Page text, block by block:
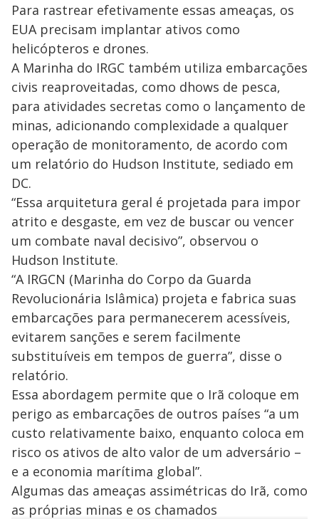
Para rastrear efetivamente essas ameaças, os
EUA precisam implantar ativos como
helicópteros e drones.
A Marinha do IRGC também utiliza embarcações
civis reaproveitadas, como dhows de pesca,
para atividades secretas como o lançamento de
minas, adicionando complexidade a qualquer
operação de monitoramento, de acordo com
um relatório do Hudson Institute, sediado em
DC.
“Essa arquitetura geral é projetada para impor
atrito e desgaste, em vez de buscar ou vencer
um combate naval decisivo”, observou o
Hudson Institute.
“A IRGCN (Marinha do Corpo da Guarda
Revolucionária Islâmica) projeta e fabrica suas
embarcações para permanecerem acessíveis,
evitarem sanções e serem facilmente
substituíveis em tempos de guerra”, disse o
relatório.
Essa abordagem permite que o Irã coloque em
perigo as embarcações de outros países “a um
custo relativamente baixo, enquanto coloca em
risco os ativos de alto valor de um adversário –
e a economia marítima global”.
Algumas das ameaças assimétricas do Irã, como
as próprias minas e os chamados